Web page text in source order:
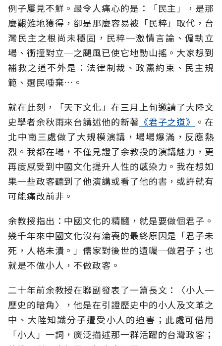
例子屢見不鮮。最令人痛心的是：「民主」，是那
麼艱難地獲得，卻是那麼容易被「民粹」取代，台
灣民主之根尚未穩固，民粹─激情言論、偏執立
場、衝撞對立─之颶風已使它地動山搖。大家想到
補救之道不外是：法律制裁、政黨約束、民主規
範、選民唾棄…。
就在此刻，「天下文化」在三月上旬邀請了大陸文
史學者余秋雨來台講述他的新著 《君子之道》
。在
北中南三處做了大規模演講，場場爆滿，反應熱
烈。我都在場，不僅見證了余教授的演講魅力，更
再度感受到中國文化提升人性的感染力。我在想如
果一些政客聽到了他演講或看了他的書，或許就有
可能痛改前非。
余教授指出：中國文化的精髓，就是要做個君子。
幾千年來中國文化沒有淪喪的最終原因是「君子未
死，人格未潰。」儒家對後世的遺囑─做君子；也
就是不做小人，不做政客。
二十年前余教授在聯副發表了一篇長文：〈小人─
歷史的暗角〉，他是在引證歷史中的小人及文革之
中、大陸知識分子遭受小人的迫害；此處可借用
「小人」一詞，廣泛描述那一群活躍的台灣政客；